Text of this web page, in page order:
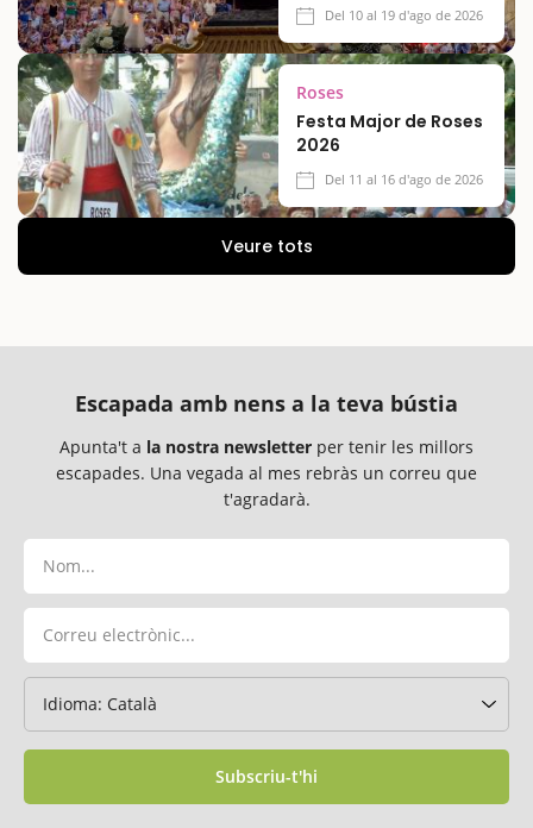
Del 10 al 19 d'ago de 2026
Roses
Festa Major de Roses
2026
Del 11 al 16 d'ago de 2026
Veure tots
Escapada amb nens a la teva bústia
Apunta't a la nostra newsletter per tenir les millors
escapades. Una vegada al mes rebràs un correu que
t'agradarà.
Subscriu-t'hi